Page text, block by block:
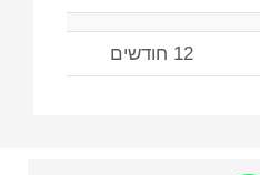
12 חודשים